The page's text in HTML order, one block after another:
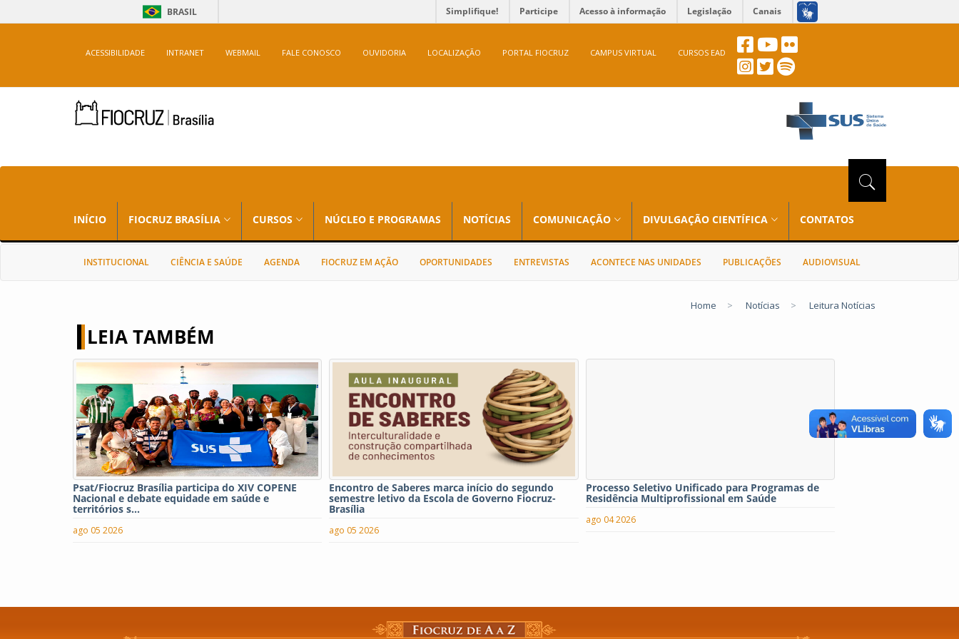
BRASIL Simplifique! Participe Acesso à informação Legislação Canais
ACESSIBILIDADE INTRANET WEBMAIL FALE CONOSCO OUVIDORIA LOCALIZAÇÃO PORTAL FIOCRUZ CAMPUS VIRTUAL CURSOS EAD
INÍCIO FIOCRUZ BRASÍLIA CURSOS NÚCLEO E PROGRAMAS NOTÍCIAS COMUNICAÇÃO DIVULGAÇÃO CIENTÍFICA CONTATOS
INSTITUCIONAL CIÊNCIA E SAÚDE AGENDA FIOCRUZ EM AÇÃO OPORTUNIDADES ENTREVISTAS ACONTECE NAS UNIDADES PUBLICAÇÕES AUDIOVISUAL
Home > Notícias > Leitura Notícias
LEIA TAMBÉM
Psat/Fiocruz Brasília participa do XIV COPENE
Nacional e debate equidade em saúde e
territórios s...
ago 05 2026
Encontro de Saberes marca início do segundo
semestre letivo da Escola de Governo Fiocruz-
Brasília
ago 05 2026
Processo Seletivo Unificado para Programas de
Residência Multiprofissional em Saúde
ago 04 2026